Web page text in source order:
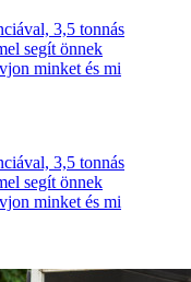
3,5 tonnás
segít önnek
minket és mi
3,5 tonnás
segít önnek
minket és mi